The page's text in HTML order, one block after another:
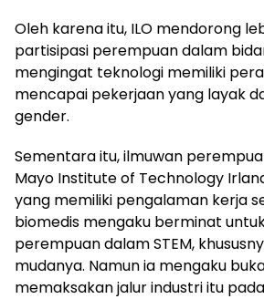
Oleh karena itu, ILO mendorong
partisipasi perempuan dalam
mengingat teknologi memiliki
mencapai pekerjaan yang layak
gender.
Sementara itu, ilmuwan
Mayo Institute of Technology
yang memiliki pengalaman kerja
biomedis mengaku berminat
perempuan dalam STEM,
mudanya. Namun ia mengaku
memaksakan jalur industri itu